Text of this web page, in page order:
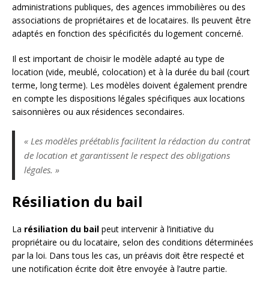
administrations publiques, des agences immobilières ou des
associations de propriétaires et de locataires. Ils peuvent être
adaptés en fonction des spécificités du logement concerné.
Il est important de choisir le modèle adapté au type de
location (vide, meublé, colocation) et à la durée du bail (court
terme, long terme). Les modèles doivent également prendre
en compte les dispositions légales spécifiques aux locations
saisonnières ou aux résidences secondaires.
« Les modèles préétablis facilitent la rédaction du contrat
de location et garantissent le respect des obligations
légales. »
Résiliation du bail
La résiliation du bail peut intervenir à l’initiative du
propriétaire ou du locataire, selon des conditions déterminées
par la loi. Dans tous les cas, un préavis doit être respecté et
une notification écrite doit être envoyée à l’autre partie.